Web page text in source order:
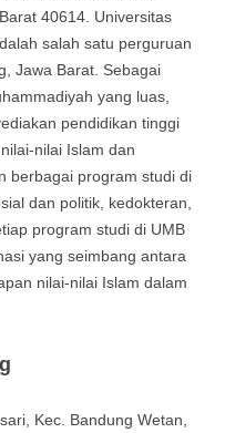
40614. Universitas
salah satu perguruan
Jawa Barat. Sebagai
yang luas,
pendidikan tinggi
nilai Islam dan
berbagai program studi di
dan politik, kedokteran,
program studi di UMB
yang seimbang antara
nilai-nilai Islam dalam
Kec. Bandung Wetan,